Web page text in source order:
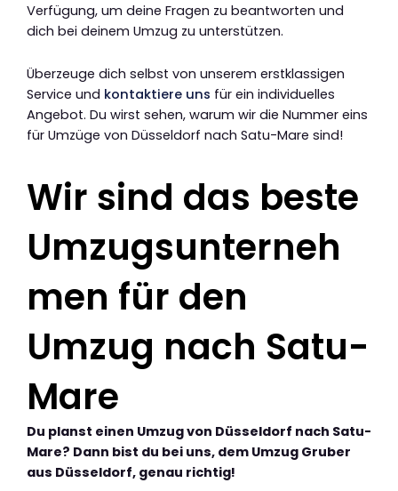
Verfügung, um deine Fragen zu beantworten und
dich bei deinem Umzug zu unterstützen.
Überzeuge dich selbst von unserem erstklassigen
Service und kontaktiere uns für ein individuelles
Angebot. Du wirst sehen, warum wir die Nummer eins
für Umzüge von Düsseldorf nach Satu-Mare sind!
Wir sind das beste
Umzugsunterneh
men für den
Umzug nach Satu-
Mare
Du planst einen Umzug von Düsseldorf nach Satu-
Mare? Dann bist du bei uns, dem Umzug Gruber
aus Düsseldorf, genau richtig!